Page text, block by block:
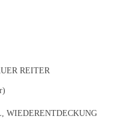
REITER
WIEDERENTDECKUNG